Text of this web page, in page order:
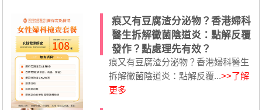
痕又有豆腐渣分泌物？香港婦科
醫生拆解黴菌陰道炎：點解反覆
發作？點處理先有效？
痕又有豆腐渣分泌物？香港婦科醫生
拆解黴菌陰道炎：點解反覆...>>了解
更多